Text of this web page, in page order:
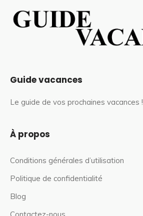
Guide vacances
Le guide de vos prochaines vacances !
À propos
Conditions générales d’utilisation
Politique de confidentialité
Blog